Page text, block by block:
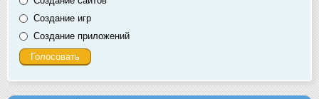
Создание игр
Создание приложений